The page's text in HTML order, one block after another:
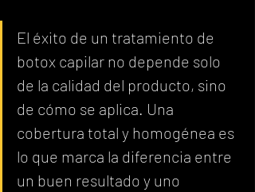
El éxito de un tratamiento de
botox capilar no depende solo
de la calidad del producto, sino
de cómo se aplica. Una
cobertura total y homogénea es
lo que marca la diferencia entre
un buen resultado y uno